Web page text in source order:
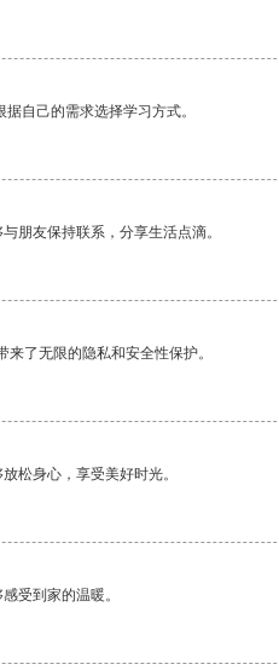
自己的需求选择学习方式。
朋友保持联系，分享生活点滴。
了无限的隐私和安全性保护。
松身心，享受美好时光。
受到家的温暖。